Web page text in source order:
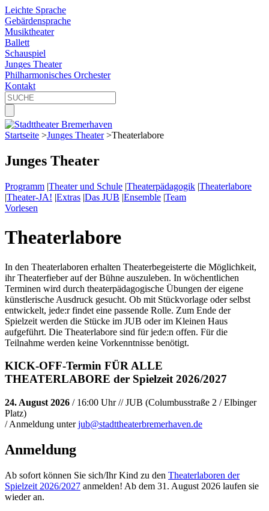
Leichte Sprache
Gebärdensprache
Musiktheater
Ballett
Schauspiel
Junges Theater
Philharmonisches Orchester
Kontakt
Startseite >Junges Theater >Theaterlabore
Junges Theater
Programm |Theater und Schule |Theaterpädagogik |Theaterlabore
|Theater-JA! |Extras |Das JUB |Ensemble |Team
Vorlesen
Theaterlabore
In den Theaterlaboren erhalten Theaterbegeisterte die Möglichkeit,
ihr Theaterfieber auf der Bühne auszuleben. In wöchentlichen
Terminen wird durch theaterpädagogische Übungen der eigene
künstlerische Ausdruck gesucht. Ob mit Stückvorlage oder selbst
entwickelt, jede:r findet eine passende Rolle. Zum Ende der
Spielzeit werden die Stücke im JUB oder im Kleinen Haus
aufgeführt. Die Theaterlabore sind für jede:n offen. Für die
Teilnahme werden keine Vorkenntnisse benötigt.
KICK-OFF-Termin FÜR ALLE
THEATERLABORE der Spielzeit 2026/2027
24. August 2026 / 16:00 Uhr // JUB (Columbusstraße 2 / Elbinger
Platz)
/ Anmeldung unterjub@stadttheaterbremerhaven.de
Anmeldung
Ab sofort können Sie sich/Ihr Kind zu den Theaterlaboren der
Spielzeit 2026/2027 anmelden! Ab dem 31. August 2026 laufen sie
wieder an.